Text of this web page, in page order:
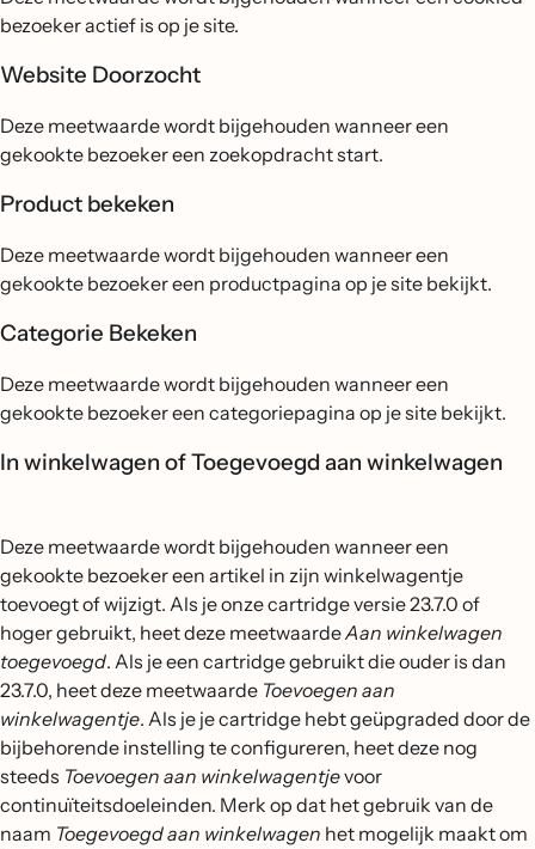
bezoeker actief is op je site.
Website Doorzocht
Deze meetwaarde wordt bijgehouden wanneer een
gekookte bezoeker een zoekopdracht start.
Product bekeken
Deze meetwaarde wordt bijgehouden wanneer een
gekookte bezoeker een productpagina op je site bekijkt.
Categorie Bekeken
Deze meetwaarde wordt bijgehouden wanneer een
gekookte bezoeker een categoriepagina op je site bekijkt.
In winkelwagen of Toegevoegd aan winkelwagen
Deze meetwaarde wordt bijgehouden wanneer een
gekookte bezoeker een artikel in zijn winkelwagentje
toevoegt of wijzigt. Als je onze cartridge versie 23.7.0 of
hoger gebruikt, heet deze meetwaardeAan winkelwagen
toegevoegd. Als je een cartridge gebruikt die ouder is dan
23.7.0, heet deze meetwaarde Toevoegen aan
winkelwagentje. Als je je cartridge hebt geüpgraded door de
bijbehorende instelling te configureren, heet deze nog
steeds Toevoegen aan winkelwagentjevoor
continuïteitsdoeleinden. Merk op dat het gebruik van de
naam Toegevoegd aan winkelwagen het mogelijk maakt om